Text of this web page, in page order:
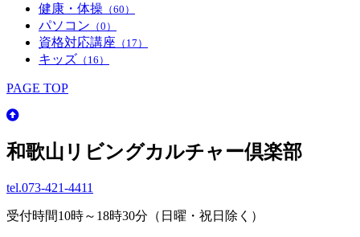
健康・体操 （60）
パソコン （0）
資格対応講座 （17）
キッズ （16）
PAGE TOP
和歌山リビングカルチャー倶楽部
tel.073-421-4411
受付時間10時～18時30分（日曜・祝日除く）